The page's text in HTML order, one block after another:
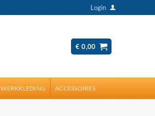
Login
€ 0,00
WERKKLEDING ACCESSOIRES